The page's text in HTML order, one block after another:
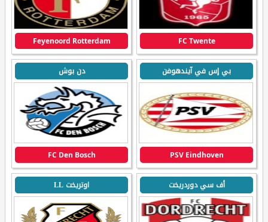
FC Twente
Feyenoord Rotterdam
بي إس في آيندهوفن
PSV Eindhoven
دن بوش
FC Den Bosch
أف سي دوردريخت اوتريخت LL